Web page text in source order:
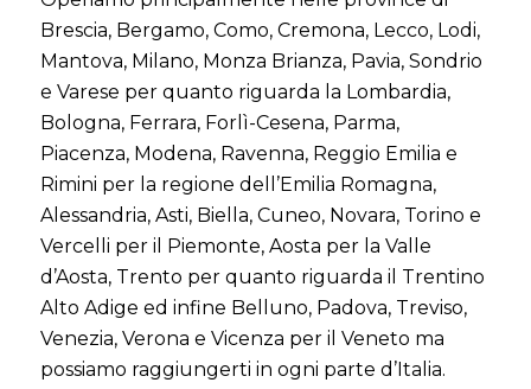
Brescia, Bergamo, Como, Cremona, Lecco, Lodi,
Mantova, Milano, Monza Brianza, Pavia, Sondrio
e Varese per quanto riguarda la Lombardia,
Bologna, Ferrara, Forlì-Cesena, Parma,
Piacenza, Modena, Ravenna, Reggio Emilia e
Rimini per la regione dell’Emilia Romagna,
Alessandria, Asti, Biella, Cuneo, Novara, Torino e
Vercelli per il Piemonte, Aosta per la Valle
d’Aosta, Trento per quanto riguarda il Trentino
Alto Adige ed infine Belluno, Padova, Treviso,
Venezia, Verona e Vicenza per il Veneto ma
possiamo raggiungerti in ogni parte d’Italia.